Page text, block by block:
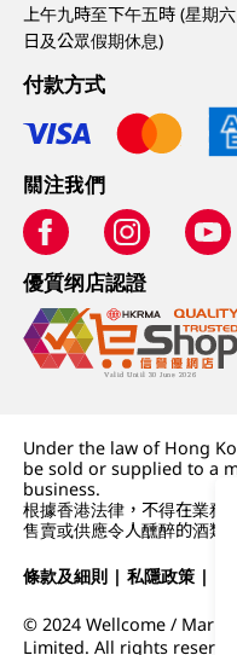
上午九時至下午五時 (星期六
日及公眾假期休息)
付款方式
關注我們
優質纲店認證
Under the law of Hong
be sold or supplied to a
business.
根據香港法律，不得在業務
售賣或供應令人醺醉的酒類
條款及細則 |私隱政策 |
© 2024 Wellcome /
Limited. All rights reserved.